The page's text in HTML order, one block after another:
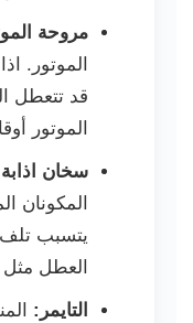
مروحة
الموتور.
قد تتعطل
الموتور
سخان
المكونان
يتسبب
العطل
التايمر: